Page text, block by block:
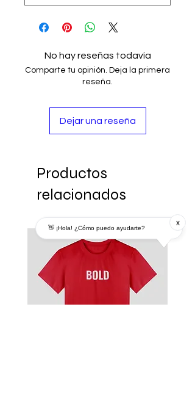
No hay reseñas todavía
Comparte tu opinión. Deja la primera
reseña.
Dejar una reseña
Productos
relacionados
👋 ¡Hola! ¿Cómo puedo ayudarte?
x